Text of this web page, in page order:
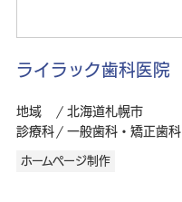
ライラック歯科医院
地域
北海道札幌市
診療科
一般歯科・矯正歯科
ホームページ制作